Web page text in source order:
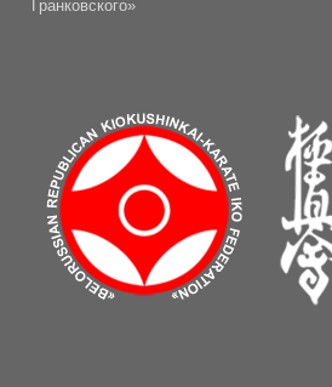
Гранковского»